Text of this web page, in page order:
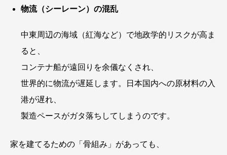
物流（シーレーン）の混乱
中東周辺の海域（紅海など）で地政学的リスクが高ま
ると、
コンテナ船が遠回りを余儀なくされ、
世界的に物流が遅延します。日本国内への原材料の入
港が遅れ、
製造ペースがガタ落ちしてしまうのです。
家を建てるための「骨組み」があっても、